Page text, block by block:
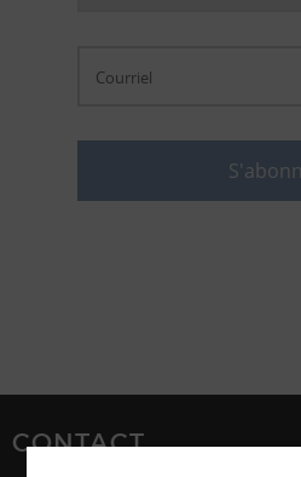
CONTACT